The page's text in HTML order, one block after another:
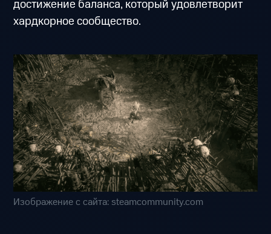
достижение баланса, который удовлетворит
хардкорное сообщество.
Изображение с сайта: steamcommunity.com